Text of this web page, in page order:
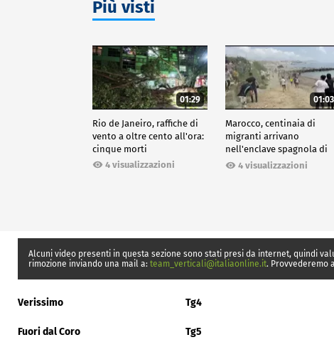
Più visti
01:29
Rio de Janeiro, raffiche di
vento a oltre cento all'ora:
cinque morti
4 visualizzazioni
01:03
Marocco, centinaia di
migranti arrivano
nell'enclave spagnola di
Ceuta4 visualizzazioni
Alcuni video presenti in questa sezione sono stati presi da internet, quindi
rimozione inviando una mail a: team_verticali@italiaonline.it. Provvederemo
Verissimo Tg4
Fuori dal Coro Tg5